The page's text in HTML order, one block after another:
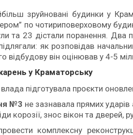
зруйновані будинки у
по чотириповерховому
та 23 дістали поранення. Два
як розповідав
відбудову він оцінював у 4-5
у Краматорську
підготувала проєкти
№3 не зазнавала прямих ударів
корозії, знос вікон та
комплексну